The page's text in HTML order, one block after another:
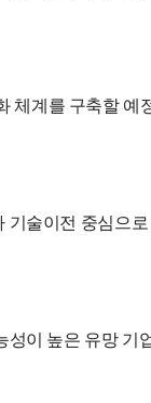
체계를 구축할 예
술이전 중심으
이 높은 유망 기